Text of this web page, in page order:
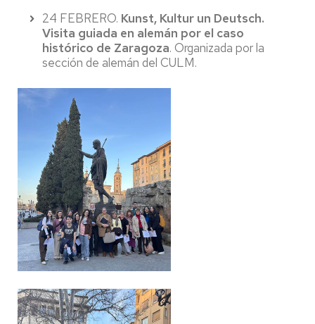
24 FEBRERO. Kunst, Kultur un Deutsch.
Visita guiada en alemán por el caso
histórico de Zaragoza. Organizada por la
sección de alemán del CULM.